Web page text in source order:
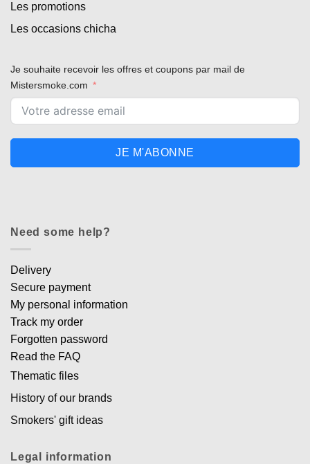
Les promotions
Les occasions chicha
Je souhaite recevoir les offres et coupons par mail de
Mistersmoke.com
JE M'ABONNE
Need some help?
Delivery
Secure payment
My personal information
Track my order
Forgotten password
Read the FAQ
Thematic files
History of our brands
Smokers' gift ideas
Legal information